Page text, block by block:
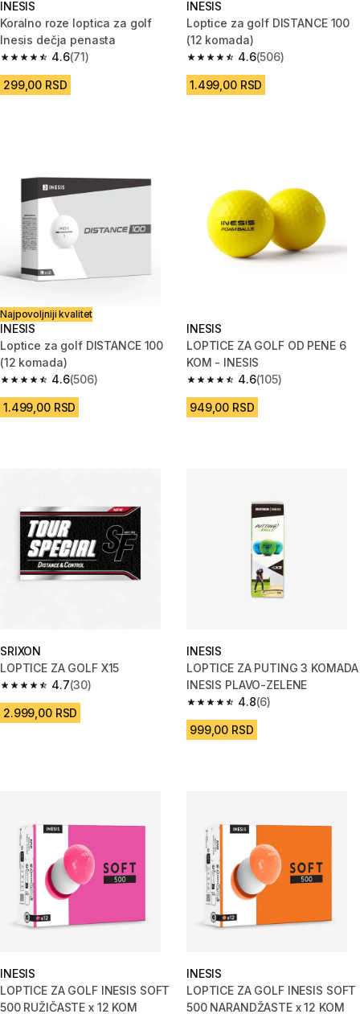
INESIS
Koralno roze loptica za golf
Inesis dečja penasta
4.6
4.6 od 5 zvezdica from 71 Recenzije
(71)
299,00 RSD
INESIS
Loptice za golf DISTANCE 100
(12 komada)
4.6
4.6 od 5 zvezdica from 506
(506)
1.499,00 RSD
Najpovoljniji kvalitet
INESIS
Loptice za golf DISTANCE 100
(12 komada)
4.6
4.6 od 5 zvezdica from 506 Recenzije
(506)
1.499,00 RSD
INESIS
LOPTICE ZA GOLF OD PENE 6
KOM - INESIS
4.6
4.6 od 5 zvezdica from 105
(105)
949,00 RSD
SRIXON
LOPTICE ZA GOLF X15
4.7
4.7 od 5 zvezdica from 30 Recenzije
(30)
2.999,00 RSD
INESIS
LOPTICE ZA PUTING 3 KOMADA
INESIS PLAVO-ZELENE
4.8
4.8 od 5 zvezdica from 6
(6)
999,00 RSD
INESIS
LOPTICE ZA GOLF INESIS SOFT
500 RUŽIČASTE x 12 KOM
INESIS
LOPTICE ZA GOLF INESIS SOFT
500 NARANDŽASTE x 12 KOM